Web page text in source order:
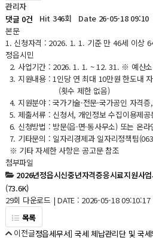
관리자
댓글 0건
Hit 346회
Date 26-05-18 09:10
본문
1. 신청자격 : 2026. 1. 1. 기준 만 46세 이상
정읍시민
2. 사업기간 : 2026. 1. 1. ~ 12. 31. ※ 예산소
3. 지원내용 : 1인당 연 최대 10만원 한도내
(횟수 제한 없음)
4. 지원분야 : 국가기술·전문·국가공인 자격
5. 제출서류 : 신청서, 개인정보 수집이용제공
6. 신청방법 : 방문(읍·면·동사무소) 또는 온
7. 기타문의 : 일자리경제과 일자리정책팀
※ 기타 자세한 사항은 공고문 참조
첨부파일
2026년정읍시신중년자격증응시료지원사
(73.6K)
29회 다운로드 | DATE : 2026-05-18 09:10:17
목록
이전글정읍세무서] 국세 체납관리단 및 국